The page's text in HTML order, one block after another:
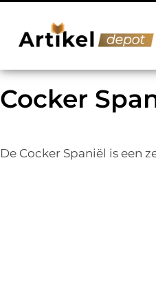
Cocker
De Cocker Spaniël is een